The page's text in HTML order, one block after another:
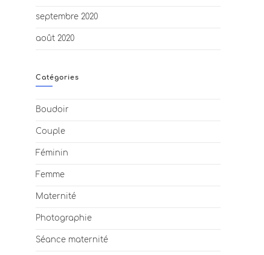
septembre 2020
août 2020
Catégories
Boudoir
Couple
Féminin
Femme
Maternité
Photographie
Séance maternité